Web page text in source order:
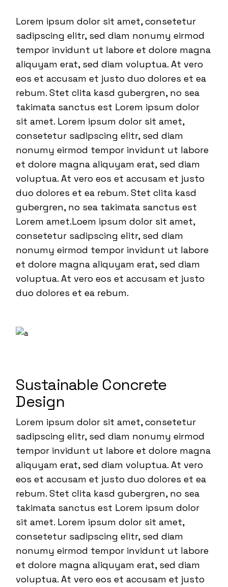
Lorem ipsum dolor sit amet, consetetur
sadipscing elitr, sed diam nonumy eirmod
tempor invidunt ut labore et dolore magna
aliquyam erat, sed diam voluptua. At vero
eos et accusam et justo duo dolores et ea
rebum. Stet clita kasd gubergren, no sea
takimata sanctus est Lorem ipsum dolor
sit amet. Lorem ipsum dolor sit amet,
consetetur sadipscing elitr, sed diam
nonumy eirmod tempor invidunt ut labore
et dolore magna aliquyam erat, sed diam
voluptua. At vero eos et accusam et justo
duo dolores et ea rebum. Stet clita kasd
gubergren, no sea takimata sanctus est
Lorem amet.Loem ipsum dolor sit amet,
consetetur sadipscing elitr, sed diam
nonumy eirmod tempor invidunt ut labore
et dolore magna aliquyam erat, sed diam
voluptua. At vero eos et accusam et justo
duo dolores et ea rebum.
Sustainable Concrete
Design
Lorem ipsum dolor sit amet, consetetur
sadipscing elitr, sed diam nonumy eirmod
tempor invidunt ut labore et dolore magna
aliquyam erat, sed diam voluptua. At vero
eos et accusam et justo duo dolores et ea
rebum. Stet clita kasd gubergren, no sea
takimata sanctus est Lorem ipsum dolor
sit amet. Lorem ipsum dolor sit amet,
consetetur sadipscing elitr, sed diam
nonumy eirmod tempor invidunt ut labore
et dolore magna aliquyam erat, sed diam
voluptua. At vero eos et accusam et justo